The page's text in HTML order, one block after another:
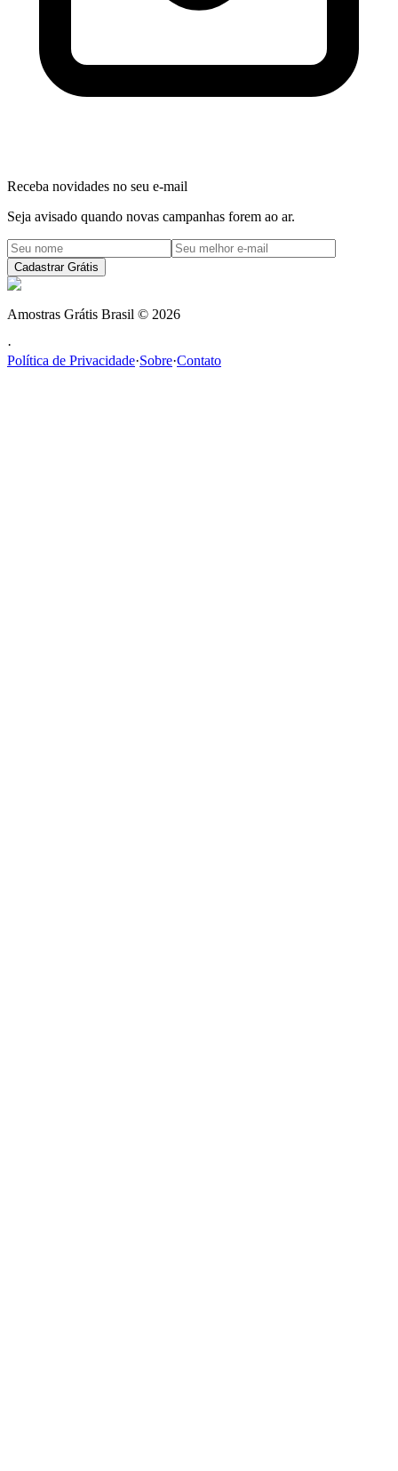
Receba novidades no seu e-mail
Seja avisado quando novas campanhas forem ao ar.
Cadastrar Grátis
Amostras Grátis Brasil © 2026
·
Política de Privacidade·Sobre·Contato